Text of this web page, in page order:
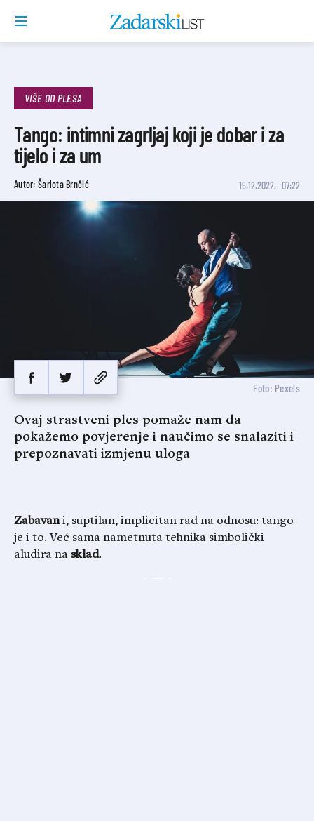
VIŠE OD PLESA
Tango: intimni zagrljaj koji je dobar i za
tijelo i za um
Autor: Šarlota Brnčić 15.12.2022. 07:22
Foto: Pexels
Ovaj strastveni ples pomaže nam da
pokažemo povjerenje i naučimo se snalaziti i
prepoznavati izmjenu uloga
Zabavani, suptilan, implicitan rad na odnosu: tango
je i to. Već sama nametnuta tehnika simbolički
aludira na sklad.